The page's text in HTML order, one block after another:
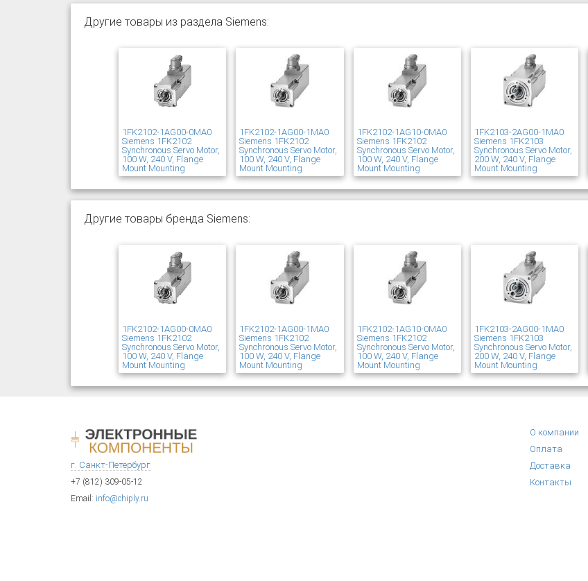
Другие товары из раздела Siemens:
1FK2102-1AG00-0MA0
Siemens 1FK2102
Synchronous Servo Motor,
100 W, 240 V, Flange
Mount Mounting
1FK2102-1AG00-1MA0
Siemens 1FK2102
Synchronous Servo Motor,
100 W, 240 V, Flange
Mount Mounting
1FK2102-1AG10-0MA0
Siemens 1FK2102
Synchronous Servo Motor,
100 W, 240 V, Flange
Mount Mounting
1FK2103-2AG00-1MA0
Siemens 1FK2103
Synchronous Servo Motor,
200 W, 240 V, Flange
Mount Mounting
Другие товары бренда Siemens:
1FK2102-1AG00-0MA0
Siemens 1FK2102
Synchronous Servo Motor,
100 W, 240 V, Flange
Mount Mounting
1FK2102-1AG00-1MA0
Siemens 1FK2102
Synchronous Servo Motor,
100 W, 240 V, Flange
Mount Mounting
1FK2102-1AG10-0MA0
Siemens 1FK2102
Synchronous Servo Motor,
100 W, 240 V, Flange
Mount Mounting
1FK2103-2AG00-1MA0
Siemens 1FK2103
Synchronous Servo Motor,
200 W, 240 V, Flange
Mount Mounting
г. Санкт-Петербург
+7 (812) 309-05-12
Email: info@chiply.ru
О компании
Оплата
Доставка
Контакты